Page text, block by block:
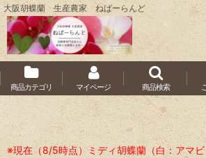
大阪胡蝶蘭 生産農家 ねばーらんど
商品カテゴリ マイページ 商品検索
※現在（8/5時点）ミディ胡蝶蘭（白：アマ